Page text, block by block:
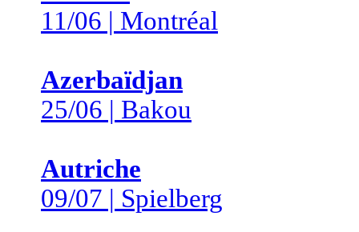
11/06 | Montréal
Azerbaïdjan
25/06 | Bakou
Autriche
09/07 | Spielberg